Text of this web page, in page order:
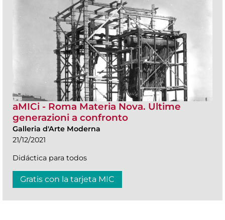
aMICi - Roma Materia Nova. Ultime
generazioni a confronto
Galleria d'Arte Moderna
21/12/2021
Didáctica para todos
Gratis con la tarjeta MIC